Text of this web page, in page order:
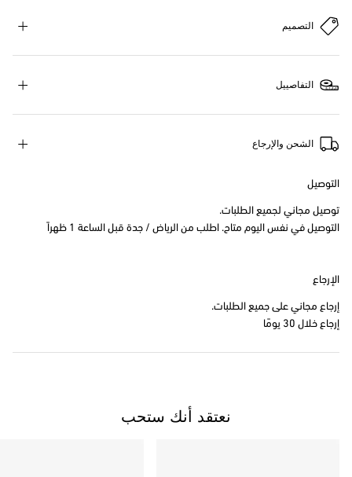
التصميم
التفاصييل
الشحن والإرجاع
التوصيل
توصيل مجاني لجميع الطلبات.
التوصيل في نفس اليوم متاح. اطلب من الرياض / جدة قبل الساعة 1 ظهراً
الإرجاع
إرجاع مجاني على جميع الطلبات.
إرجاع خلال 30 يومًا
نعتقد أنك ستحب